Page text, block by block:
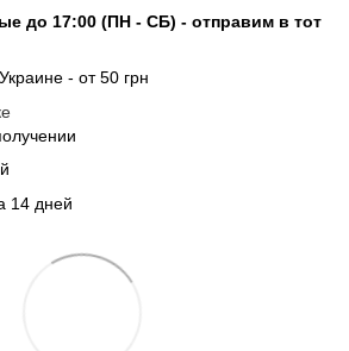
до 17:00 (ПН - СБ) - отправим в тот
- от 50 грн
14 дней